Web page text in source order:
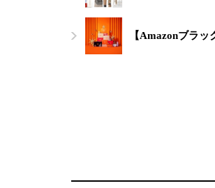
【Amazonブラ